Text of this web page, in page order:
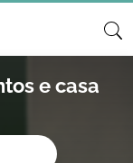
e casa